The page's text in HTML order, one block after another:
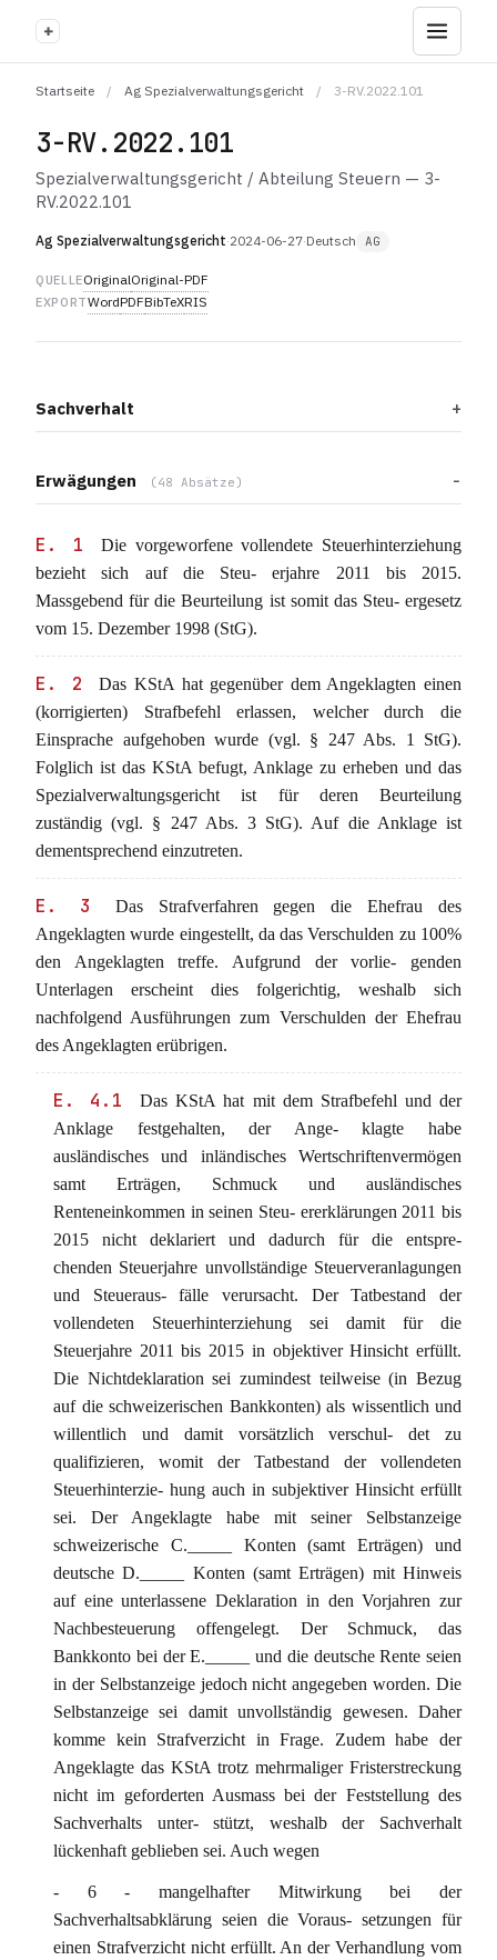
+
Startseite / Ag Spezialverwaltungsgericht / 3-RV.2022.101
3-RV.2022.101
Spezialverwaltungsgericht / Abteilung Steuern — 3-
RV.2022.101
Ag Spezialverwaltungsgericht·2024-06-27·Deutsch AG
QUELLEOriginalOriginal-PDF
EXPORTWordPDFBibTeXRIS
Sachverhalt
Erwägungen (48 Absätze)
E. 1
Die vorgeworfene vollendete Steuerhinterziehung
bezieht sich auf die Steu- erjahre 2011 bis 2015.
Massgebend für die Beurteilung ist somit das Steu- ergesetz
vom 15. Dezember 1998 (StG).
E. 2
Das KStA hat gegenüber dem Angeklagten einen
(korrigierten) Strafbefehl erlassen, welcher durch die
Einsprache aufgehoben wurde (vgl. § 247 Abs. 1 StG).
Folglich ist das KStA befugt, Anklage zu erheben und das
Spezialverwaltungsgericht ist für deren Beurteilung
zuständig (vgl. § 247 Abs. 3 StG). Auf die Anklage ist
dementsprechend einzutreten.
E. 3
Das Strafverfahren gegen die Ehefrau des
Angeklagten wurde eingestellt, da das Verschulden zu 100%
den Angeklagten treffe. Aufgrund der vorlie- genden
Unterlagen erscheint dies folgerichtig, weshalb sich
nachfolgend Ausführungen zum Verschulden der Ehefrau
des Angeklagten erübrigen.
E. 4.1
Das KStA hat mit dem Strafbefehl und der
Anklage festgehalten, der Ange- klagte habe
ausländisches und inländisches Wertschriftenvermögen
samt Erträgen, Schmuck und ausländisches
Renteneinkommen in seinen Steu- ererklärungen 2011 bis
2015 nicht deklariert und dadurch für die entspre-
chenden Steuerjahre unvollständige Steuerveranlagungen
und Steueraus- fälle verursacht. Der Tatbestand der
vollendeten Steuerhinterziehung sei damit für die
Steuerjahre 2011 bis 2015 in objektiver Hinsicht erfüllt.
Die Nichtdeklaration sei zumindest teilweise (in Bezug
auf die schweizerischen Bankkonten) als wissentlich und
willentlich und damit vorsätzlich verschul- det zu
qualifizieren, womit der Tatbestand der vollendeten
Steuerhinterzie- hung auch in subjektiver Hinsicht erfüllt
sei. Der Angeklagte habe mit seiner Selbstanzeige
schweizerische C._____ Konten (samt Erträgen) und
deutsche D._____ Konten (samt Erträgen) mit Hinweis
auf eine unterlassene Deklaration in den Vorjahren zur
Nachbesteuerung offengelegt. Der Schmuck, das
Bankkonto bei der E._____ und die deutsche Rente seien
in der Selbstanzeige jedoch nicht angegeben worden. Die
Selbstanzeige sei damit unvollständig gewesen. Daher
komme kein Strafverzicht in Frage. Zudem habe der
Angeklagte das KStA trotz mehrmaliger Fristerstreckung
nicht im geforderten Ausmass bei der Feststellung des
Sachverhalts unter- stützt, weshalb der Sachverhalt
lückenhaft geblieben sei. Auch wegen
- 6 - mangelhafter Mitwirkung bei der
Sachverhaltsabklärung seien die Voraus- setzungen für
einen Strafverzicht nicht erfüllt. An der Verhandlung vom